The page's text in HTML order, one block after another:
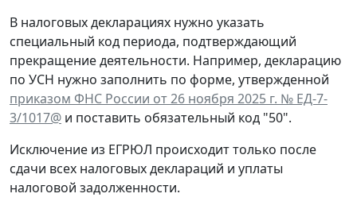
В налоговых декларациях нужно указать
специальный код периода, подтверждающий
прекращение деятельности. Например, декларацию
по УСН нужно заполнить по форме, утвержденной
приказом ФНС России от 26 ноября 2025 г. № ЕД-7-
3/1017@ и поставить обязательный код "50".
Исключение из ЕГРЮЛ происходит только после
сдачи всех налоговых деклараций и уплаты
налоговой задолженности.